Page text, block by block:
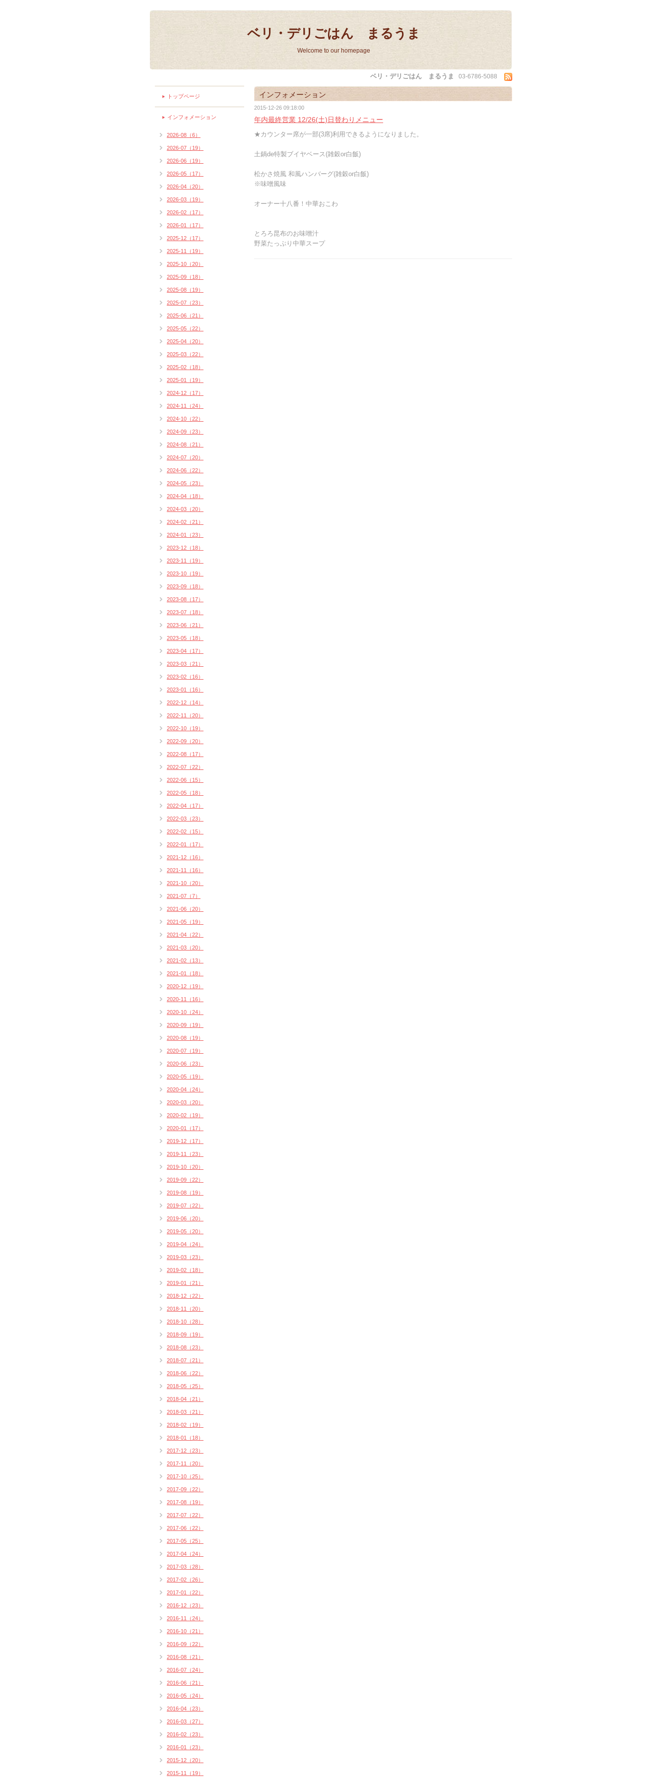
ベリ・デリごはん まるうま
Welcome to our homepage
ベリ・デリごはん まるうま 03-6786-5088
インフォメーション
2015-12-26 09:18:00
年内最終営業 12/26(土)日替わりメニュー
★カウンター席が一部(3席)利用できるようになりました。
土鍋de特製ブイヤベース(雑穀or白飯)
松かさ焼風 和風ハンバーグ(雑穀or白飯)
※味噌風味
オーナー十八番！中華おこわ
とろろ昆布のお味噌汁
野菜たっぷり中華スープ
トップページ
インフォメーション
2026-08（6）
2026-07（19）
2026-06（19）
2026-05（17）
2026-04（20）
2026-03（19）
2026-02（17）
2026-01（17）
2025-12（17）
2025-11（19）
2025-10（20）
2025-09（18）
2025-08（19）
2025-07（23）
2025-06（21）
2025-05（22）
2025-04（20）
2025-03（22）
2025-02（18）
2025-01（19）
2024-12（17）
2024-11（24）
2024-10（22）
2024-09（23）
2024-08（21）
2024-07（20）
2024-06（22）
2024-05（23）
2024-04（18）
2024-03（20）
2024-02（21）
2024-01（23）
2023-12（18）
2023-11（19）
2023-10（19）
2023-09（18）
2023-08（17）
2023-07（18）
2023-06（21）
2023-05（18）
2023-04（17）
2023-03（21）
2023-02（16）
2023-01（16）
2022-12（14）
2022-11（20）
2022-10（19）
2022-09（20）
2022-08（17）
2022-07（22）
2022-06（15）
2022-05（18）
2022-04（17）
2022-03（23）
2022-02（15）
2022-01（17）
2021-12（16）
2021-11（16）
2021-10（20）
2021-07（7）
2021-06（20）
2021-05（19）
2021-04（22）
2021-03（20）
2021-02（13）
2021-01（18）
2020-12（19）
2020-11（16）
2020-10（24）
2020-09（19）
2020-08（19）
2020-07（19）
2020-06（23）
2020-05（19）
2020-04（24）
2020-03（20）
2020-02（19）
2020-01（17）
2019-12（17）
2019-11（23）
2019-10（20）
2019-09（22）
2019-08（19）
2019-07（22）
2019-06（20）
2019-05（20）
2019-04（24）
2019-03（23）
2019-02（18）
2019-01（21）
2018-12（22）
2018-11（20）
2018-10（28）
2018-09（19）
2018-08（23）
2018-07（21）
2018-06（22）
2018-05（25）
2018-04（21）
2018-03（21）
2018-02（19）
2018-01（18）
2017-12（23）
2017-11（20）
2017-10（25）
2017-09（22）
2017-08（19）
2017-07（22）
2017-06（22）
2017-05（25）
2017-04（24）
2017-03（28）
2017-02（26）
2017-01（22）
2016-12（23）
2016-11（24）
2016-10（21）
2016-09（22）
2016-08（21）
2016-07（24）
2016-06（21）
2016-05（24）
2016-04（23）
2016-03（27）
2016-02（23）
2016-01（23）
2015-12（20）
2015-11（19）